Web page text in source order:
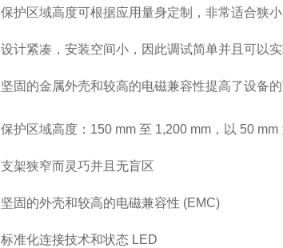
保护区域高度可根据应用量身定制，非常适合狭
设计紧凑，安装空间小，因此调试简单并且可以
坚固的金属外壳和较高的电磁兼容性提高了设备
保护区域高度：150 mm 至 1,200 mm，以 50 mm
支架狭窄而灵巧并且无盲区
坚固的外壳和较高的电磁兼容性 (EMC)
标准化连接技术和状态 LED